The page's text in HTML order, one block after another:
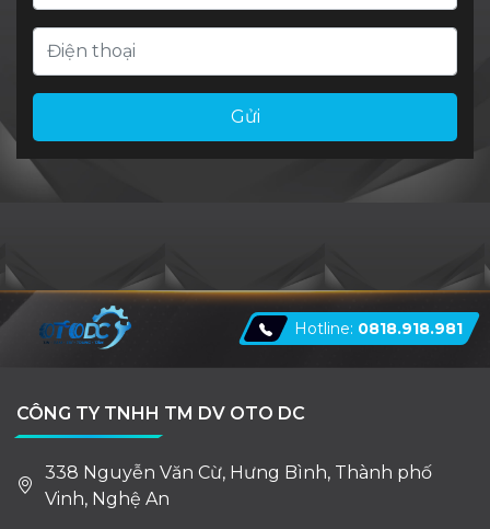
Gửi
Hotline: 0818.918.981
CÔNG TY TNHH TM DV OTO DC
338 Nguyễn Văn Cừ, Hưng Bình, Thành phố
Vinh, Nghệ An